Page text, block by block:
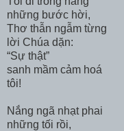
những bước hời,
Thơ thẫn ngẫm từng
lời Chúa dặn:
“Sự thật”
sanh mầm cảm hoá
tôi!
Nắng ngã nhạt phai
những tối rồi,